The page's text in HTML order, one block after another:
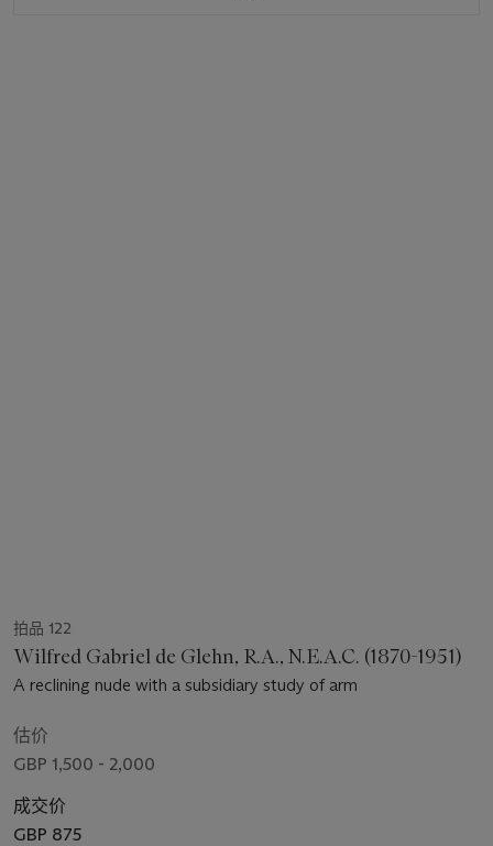
拍品 122
Wilfred Gabriel de Glehn, R.A., N.E.A.C. (1870-1951)
A reclining nude with a subsidiary study of arm
估价
GBP 1,500 - 2,000
成交价
GBP 875